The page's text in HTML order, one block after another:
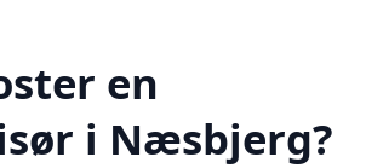
en
i Næsbjerg?